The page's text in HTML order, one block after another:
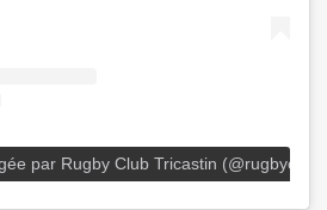
par Rugby Club Tricastin